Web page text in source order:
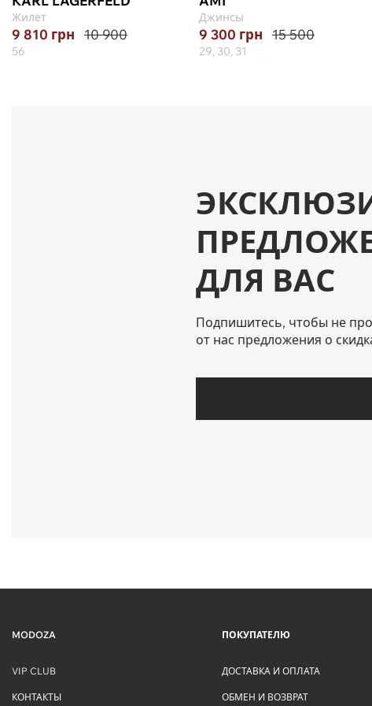
Жилет
9 810 грн 10 900
56
Джинсы
9 300 грн 15 500
29, 30, 31
ДЛЯ ВАС
Подпишитесь, чтобы не
от нас предложения о
MODOZA
VIP CLUB
КОНТАКТЫ
ПОКУПАТЕЛЮ
ДОСТАВКА И ОПЛАТА
ОБМЕН И ВОЗВРАТ